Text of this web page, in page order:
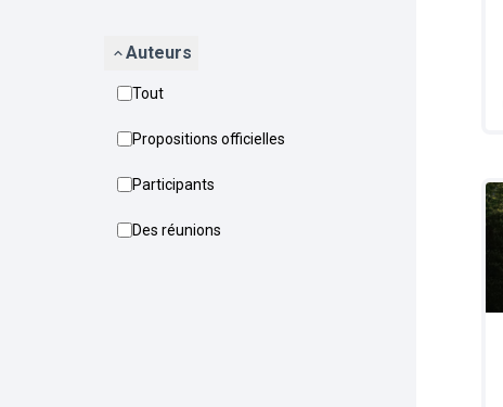
Auteurs
Tout
Propositions officielles
Participants
Des réunions